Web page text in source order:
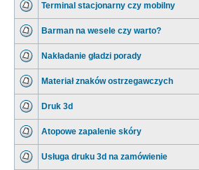
Terminal stacjonarny czy mobilny
Barman na wesele czy warto?
Nakładanie gładzi porady
Materiał znaków ostrzegawczych
Druk 3d
Atopowe zapalenie skóry
Usługa druku 3d na zamówienie